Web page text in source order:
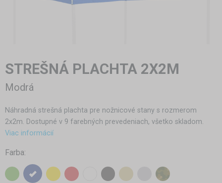
STREŠNÁ PLACHTA 2X2M
Modrá
Náhradná strešná plachta pre nožnicové stany s rozmerom
2x2m. Dostupné v 9 farebných prevedeniach, všetko skladom.
Viac informácií
Farba: